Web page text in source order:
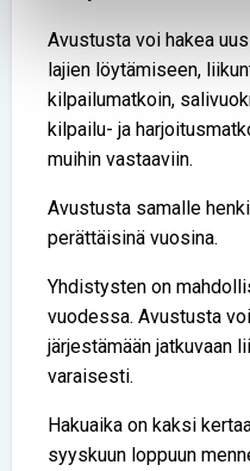
Avustusta voi hakea
lajien löytämiseen,
kilpailumatkoin,
kilpailu- ja
muihin vastaaviin.
Avustusta samalle
perättäisinä vuosina.
Yhdistysten on
vuodessa. Avustusta
järjestämään jatkuvaan
varaisesti.
Hakuaika on kaksi
syyskuun loppuun